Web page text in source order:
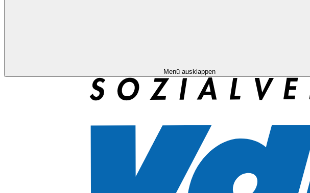
Menü ausklappen